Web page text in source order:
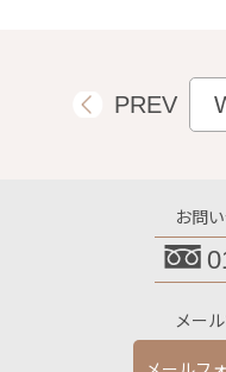
PREV
お問
メー